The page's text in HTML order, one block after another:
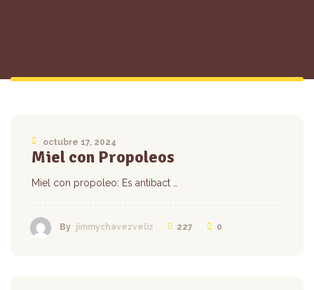
octubre 17, 2024
Miel con Propoleos
Miel con propoleo: Es antibact …
By jimmychavezveliz 227 0